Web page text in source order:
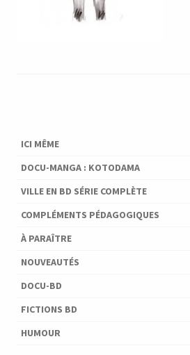
ICI MÊME
DOCU-MANGA : KOTODAMA
VILLE EN BD SÉRIE COMPLÈTE
COMPLÉMENTS PÉDAGOGIQUES
À PARAÎTRE
NOUVEAUTÉS
DOCU-BD
FICTIONS BD
HUMOUR